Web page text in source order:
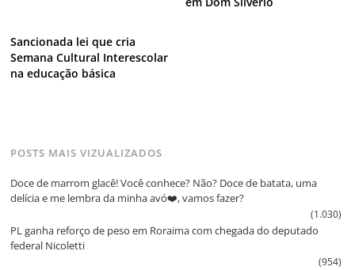
Sancionada lei que cria
Semana Cultural Interescolar
na educação básica
POSTS MAIS VIZUALIZADOS
Doce de marrom glacê! Você conhece? Não? Doce de batata, uma
delícia e me lembra da minha avó❤️, vamos fazer?
(1.030)
PL ganha reforço de peso em Roraima com chegada do deputado
federal Nicoletti
(954)